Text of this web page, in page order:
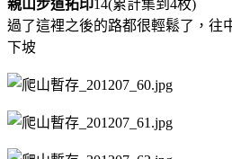
親山步道拓印14(累計集到4枚)
過了這裡之後的路都很輕鬆了，往
下坡